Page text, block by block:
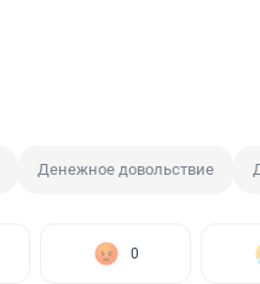
Денежное довольствие
0